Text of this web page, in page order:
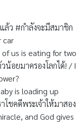
ล้ว #กำลังจะมีสมาชิก
car
us is eating for two
วน้อยมาครองโลกได้! / I
is loading up
ชคดีพระเจ้าให้มาสอง
and God gives